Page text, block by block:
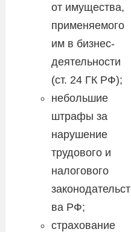
от имущества,
применяемого
им в бизнес-
деятельности
(ст. 24 ГК РФ);
небольшие
штрафы за
нарушение
трудового и
налогового
законодательст
ва РФ;
страхование